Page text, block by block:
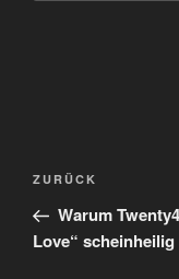
Vorheriger
Beitrag
ZURÜCK
Warum
Love“